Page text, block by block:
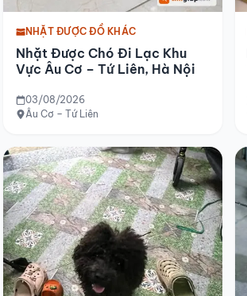
NHẶT ĐƯỢC ĐỒ KHÁC
Nhặt Được Chó Đi Lạc Khu
Vực Âu Cơ – Tứ Liên, Hà Nội
03/08/2026
Âu Cơ – Tứ Liên